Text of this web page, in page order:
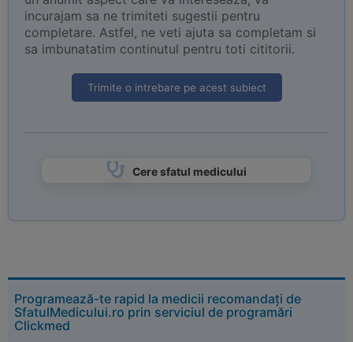
incurajam sa ne trimiteti sugestii pentru
completare. Astfel, ne veti ajuta sa completam si
sa imbunatatim continutul pentru toti cititorii.
Trimite o intrebare pe acest subiect
Cere sfatul medicului
Programează-te rapid la medicii recomandați de
SfatulMedicului.ro prin serviciul de programări
Clickmed